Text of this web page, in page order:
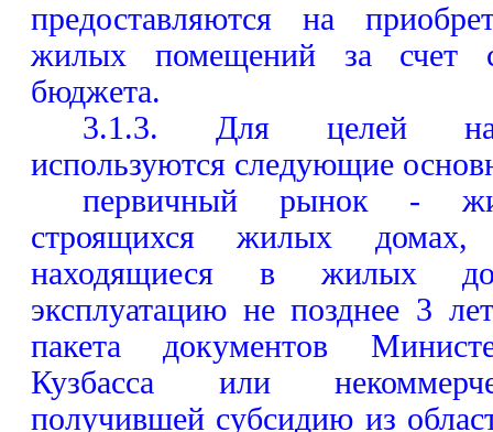
предоставляются на
жилых помещений за счет
бюджета.
3.1.3. Для целей
используются следующие
первичный рынок -
строящихся жилых
находящиеся в жилых
эксплуатацию не позднее 3
пакета документов
Кузбасса или
получившей субсидию из